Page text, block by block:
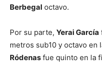
Berbegal octavo.
Por su parte, Yerai García
metros sub10 y octavo en
Ródenas fue quinto en la